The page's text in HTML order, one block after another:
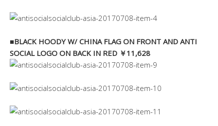
■BLACK HOODY W/ CHINA FLAG ON FRONT AND ANTI
SOCIAL LOGO ON BACK IN RED ￥11,628